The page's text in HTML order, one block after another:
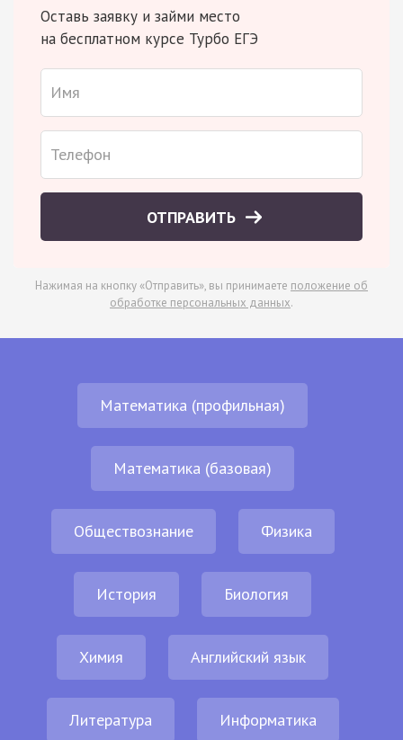
Оставь заявку и займи место
на бесплатном курсе Турбо ЕГЭ
ОТПРАВИТЬ
Нажимая на кнопку «Отправить», вы принимаете положение об
обработке персональных данных.
Математика (профильная)
Математика (базовая)
Обществознание Физика
История Биология
Химия Английский язык
Литература Информатика